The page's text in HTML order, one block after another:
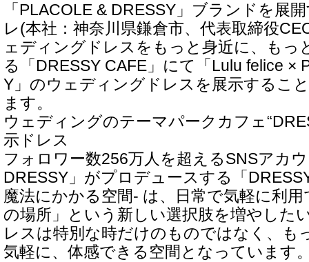
「PLACOLE & DRESSY」ブランドを展
レ(本社：神奈川県鎌倉市、代表取締役
ェディングドレスをもっと身近に、もっ
る「DRESSY CAFE」にて「Lulu felice ×
Y」のウェディングドレスを展示するこ
ます。
ウェディングのテーマパークカフェ
示ドレス
フォロワー数256万人を超えるSNSアカ
DRESSY」がプロデュースする「
魔法にかかる空間- は、日常で気軽に利
の場所」という新しい選択肢を増やした
レスは特別な時だけのものではなく、も
気軽に、体感できる空間となっています